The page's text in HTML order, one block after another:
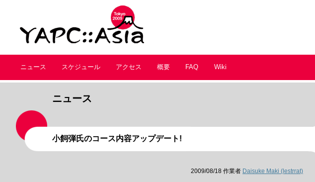
ニュース スケジュール アクセス 概要 FAQ Wiki
ニュース
小飼弾氏のコース内容アップデート!
2009/08/18 作業者 Daisuke Maki (‎lestrrat‎)